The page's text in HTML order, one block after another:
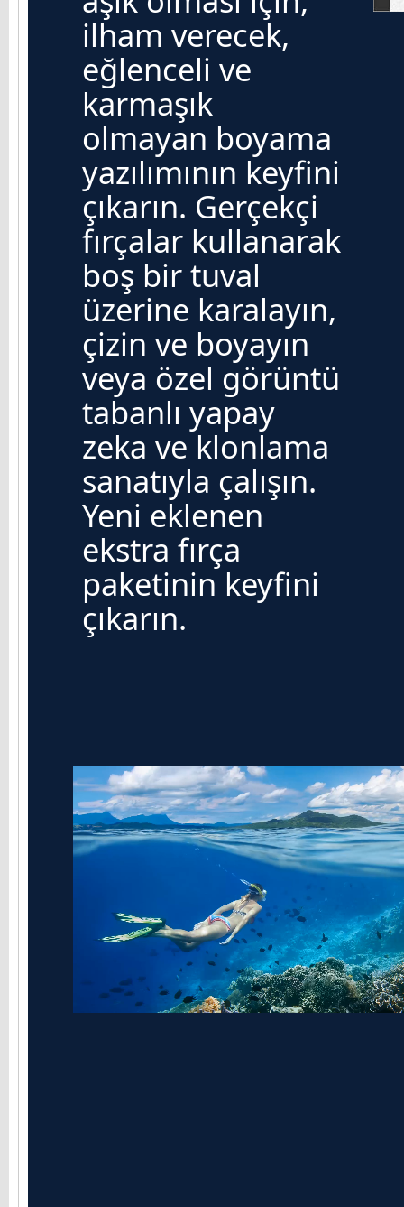
ilham verecek,
eğlenceli ve
karmaşık
olmayan boyama
yazılımının keyfini
çıkarın. Gerçekçi
fırçalar kullanarak
boş bir tuval
üzerine karalayın,
çizin ve boyayın
veya özel görüntü
tabanlı yapay
zeka ve klonlama
sanatıyla çalışın.
Yeni eklenen
ekstra fırça
paketinin keyfini
çıkarın.